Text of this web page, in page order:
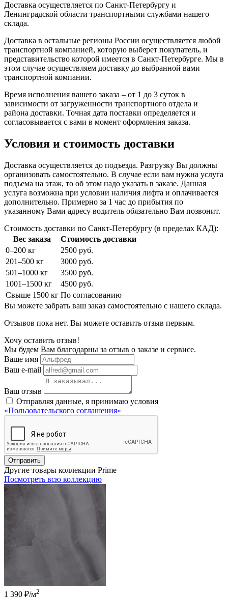
Доставка осуществляется по Санкт-Петербургу и
Ленинградской области транспортными службами нашего
склада.
Доставка в остальные регионы России осуществляется любой
транспортной компанией, которую выберет покупатель, и
представительство которой имеется в Санкт-Петербурге. Мы в
этом случае осуществляем доставку до выбранной вами
транспортной компании.
Время исполнения вашего заказа – от 1 до 3 суток в
зависимости от загруженности транспортного отдела и
района доставки. Точная дата поставки определяется и
согласовывается с вами в момент оформления заказа.
Условия и стоимость доставки
Доставка осуществляется до подъезда. Разгрузку Вы должны
организовать самостоятельно. В случае если вам нужна услуга
подъема на этаж, то об этом надо указать в заказе. Данная
услуга возможна при условии наличия лифта и оплачивается
дополнительно. Примерно за 1 час до прибытия по
указанному Вами адресу водитель обязательно Вам позвонит.
Стоимость доставки по Санкт-Петербургу (в пределах КАД):
Вес заказа
Стоимость доставки
0–200 кг
2500 руб.
201–500 кг
3000 руб.
501–1000 кг
3500 руб.
1001–1500 кг
4500 руб.
Свыше 1500 кг По согласованию
Вы можете забрать ваш заказ самостоятельно с нашего склада.
Отзывов пока нет. Вы можете оставить отзыв первым.
Хочу оставить отзыв!
Мы будем Вам благодарны за отзыв о заказе и сервисе.
Ваше имя
Ваш e-mail
Ваш отзыв
Отправляя данные, я принимаю условия
«Пользовательского соглашения»
Отправить
Другие товары коллекции Prime
Посмотреть всю коллекцию
1 390 ₽/м2